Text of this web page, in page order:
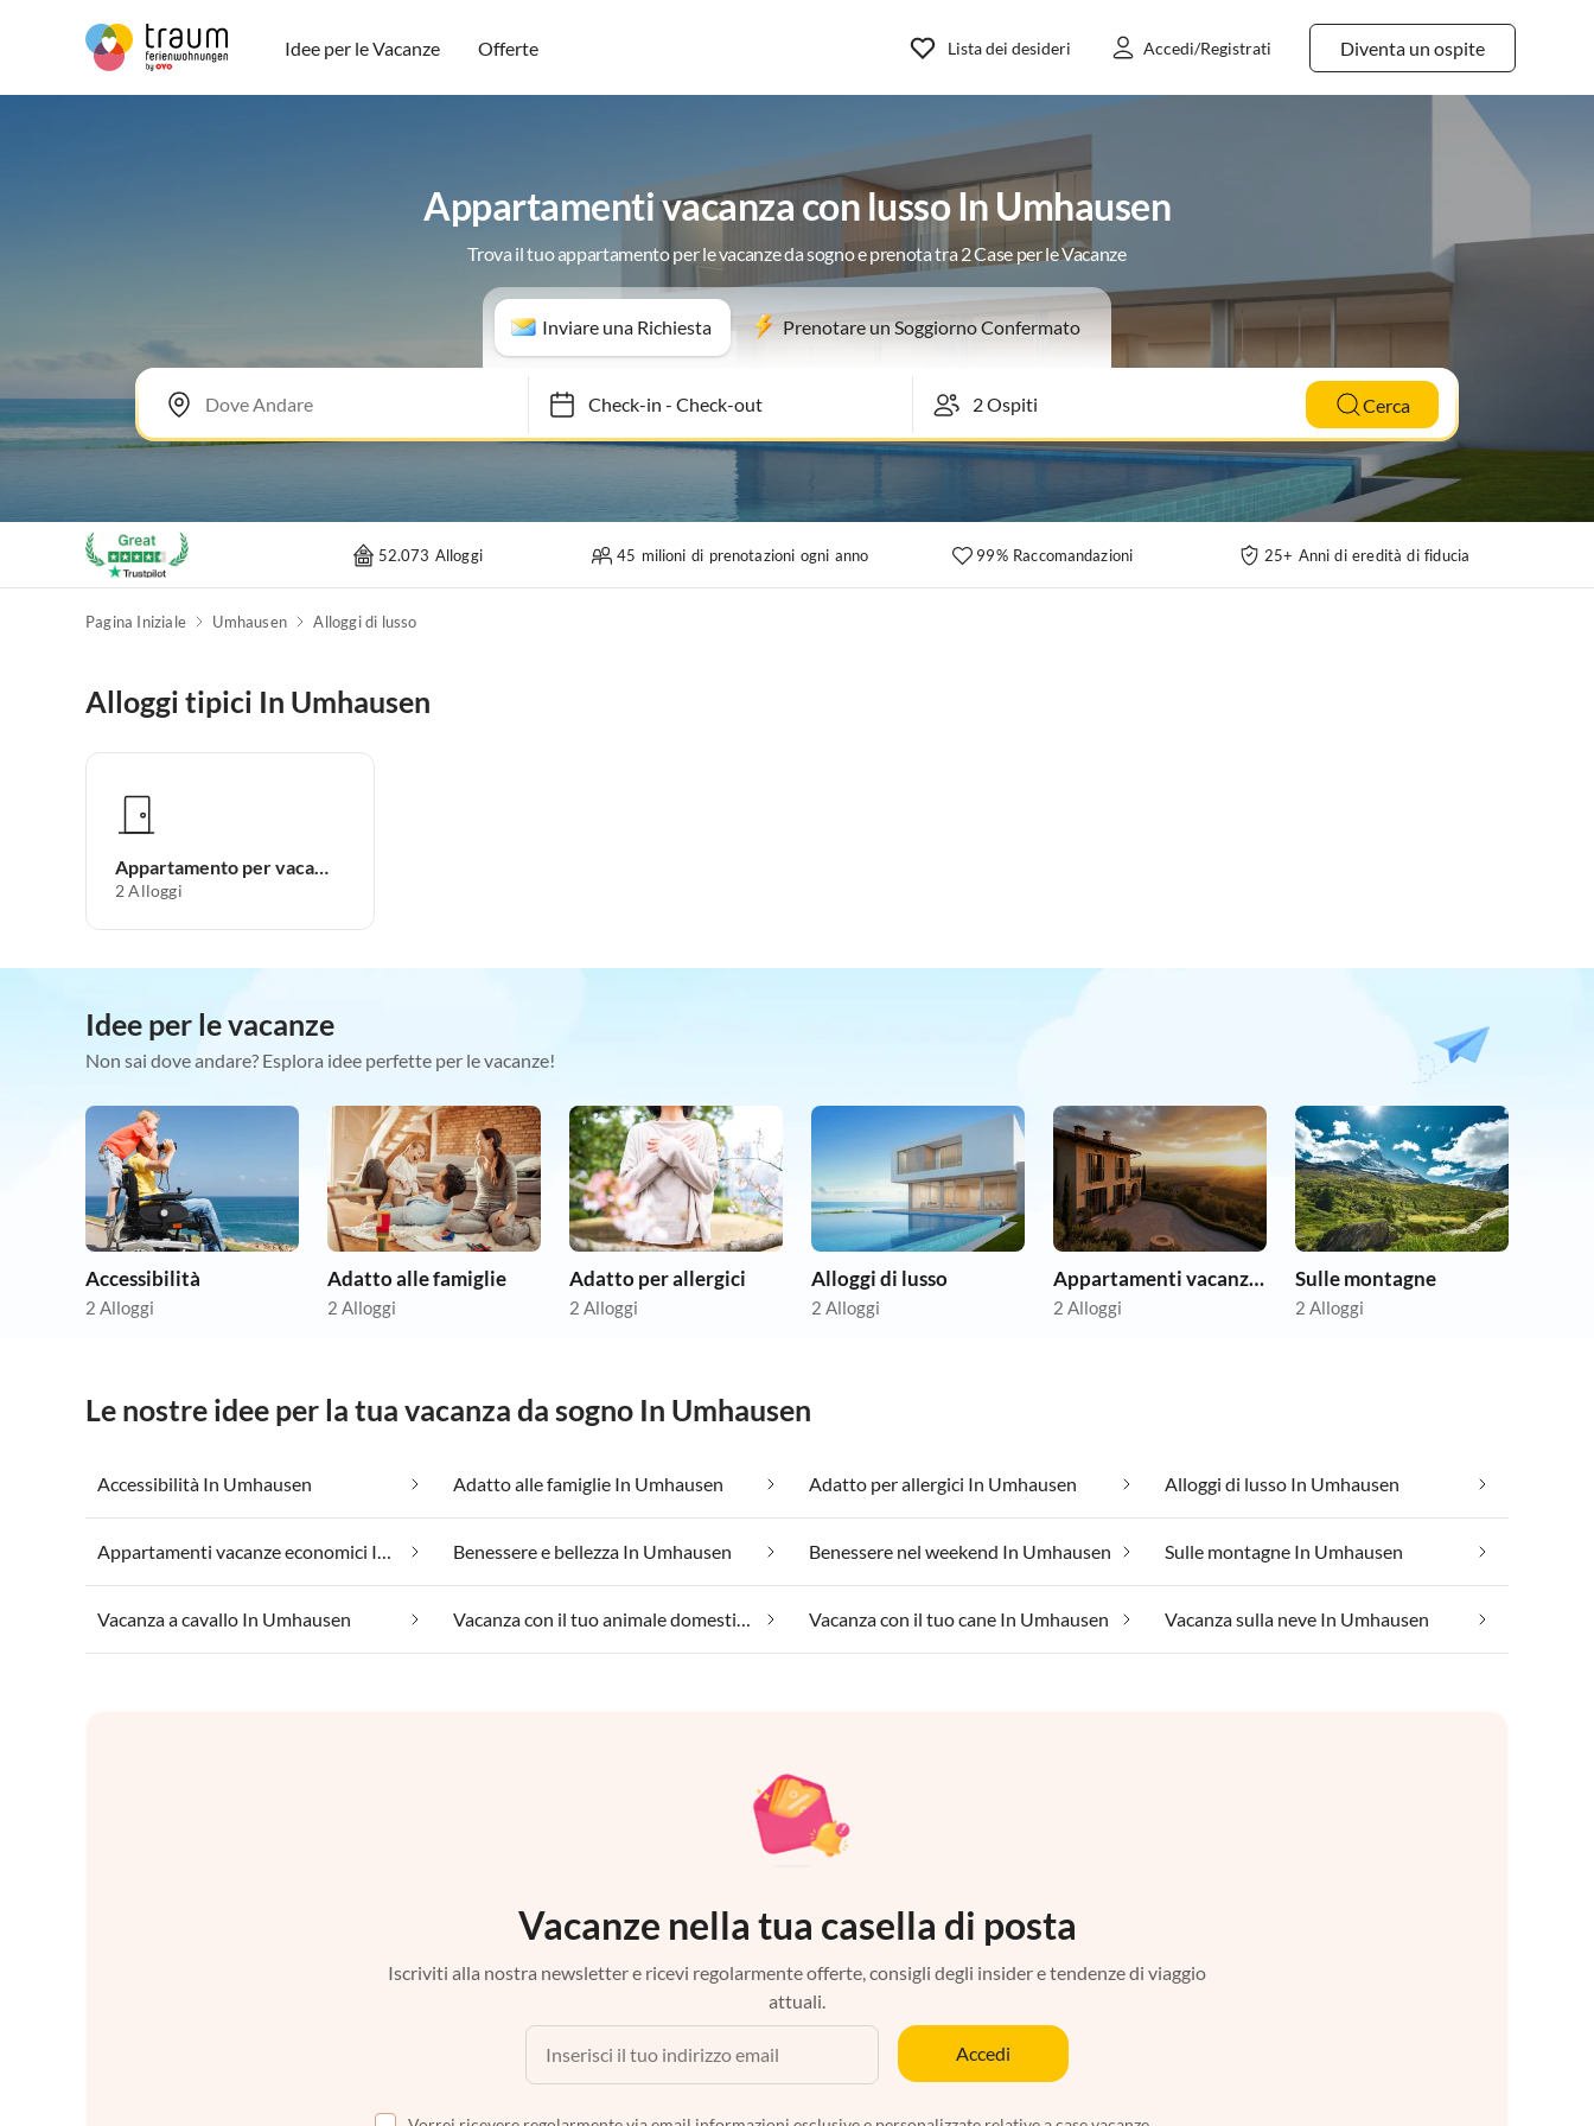
Idee per le Vacanze Offerte Diventa un ospite
Lista dei desideri Accedi/Registrati
Appartamenti vacanza con lusso In Umhausen
Trova il tuo appartamento per le vacanze da sogno e prenota tra 2 Case per le Vacanze
Inviare una Richiesta Prenotare un Soggiorno Confermato
Check-in- Check-out Cerca
52.073 Alloggi 45 milioni di prenotazioni ogni anno 99% Raccomandazioni 25+ Anni di eredità di fiducia
Pagina Iniziale Umhausen Alloggi di lusso
Alloggi tipici In Umhausen
Appartamento per vacanze
2 Alloggi
Idee per le vacanze
Non sai dove andare? Esplora idee perfette per le vacanze!
Accessibilità
2 Alloggi
Adatto alle famiglie
2 Alloggi
Adatto per allergici
2 Alloggi
Alloggi di lusso
2 Alloggi
Appartamenti vacanze economici
2 Alloggi
Sulle montagne
2 Alloggi
Le nostre idee per la tua vacanza da sogno In Umhausen
Accessibilità In Umhausen Adatto alle famiglie In Umhausen Adatto per allergici In Umhausen Alloggi di lusso In Umhausen
Appartamenti vacanze economici In Umhausen Benessere e bellezza In Umhausen Benessere nel weekend In Umhausen Sulle montagne In Umhausen
Vacanza a cavallo In Umhausen Vacanza con il tuo animale domestico In Umhausen Vacanza con il tuo cane In Umhausen Vacanza sulla neve In Umhausen
Vacanze nella tua casella di posta
Iscriviti alla nostra newsletter e ricevi regolarmente offerte, consigli degli insider e tendenze di viaggio
attuali.
Accedi